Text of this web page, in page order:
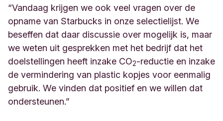
“Vandaag krijgen we ook veel vragen over de
opname van Starbucks in onze selectielijst. We
beseffen dat daar discussie over mogelijk is, maar
we weten uit gesprekken met het bedrijf dat het
doelstellingen heeft inzake CO2-reductie en inzake
de vermindering van plastic kopjes voor eenmalig
gebruik. We vinden dat positief en we willen dat
ondersteunen.”